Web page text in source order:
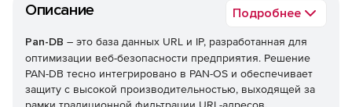
Описание Подробнее
Pan-DB – это база данных URL и IP, разработанная для
оптимизации веб-безопасности предприятия. Решение
PAN-DB тесно интегрировано в PAN-OS и обеспечивает
защиту с высокой производительностью, выходящей за